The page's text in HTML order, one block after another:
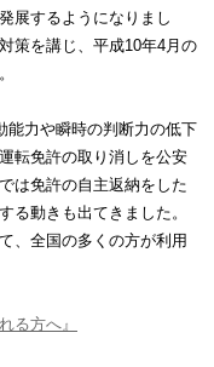
展するようになりまし
策を講じ、平成10年4月の
能力や瞬時の判断力の低下
転免許の取り消しを公安
は免許の自主返納をした
る動きも出てきました。
、全国の多くの方が利用
る方へ』